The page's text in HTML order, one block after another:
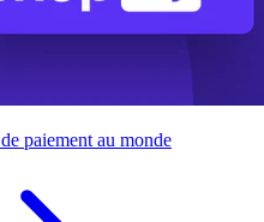
paiement au monde